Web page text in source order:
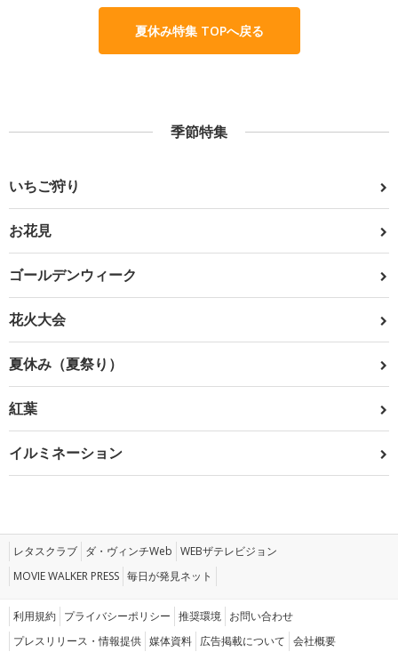
夏休み特集 TOPへ戻る
季節特集
いちご狩り
お花見
ゴールデンウィーク
花火大会
夏休み（夏祭り）
紅葉
イルミネーション
レタスクラブ ダ・ヴィンチWeb WEBザテレビジョン
MOVIE WALKER PRESS 毎日が発見ネット
利用規約 プライバシーポリシー 推奨環境 お問い合わせ
プレスリリース・情報提供 媒体資料 広告掲載について 会社概要